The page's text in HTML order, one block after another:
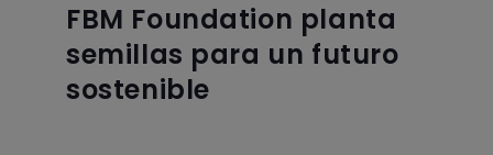
FBM Foundation planta
semillas para un futuro
sostenible